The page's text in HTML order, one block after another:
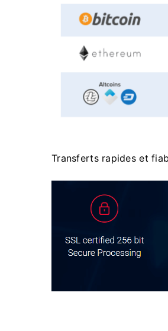
Transferts rapides et